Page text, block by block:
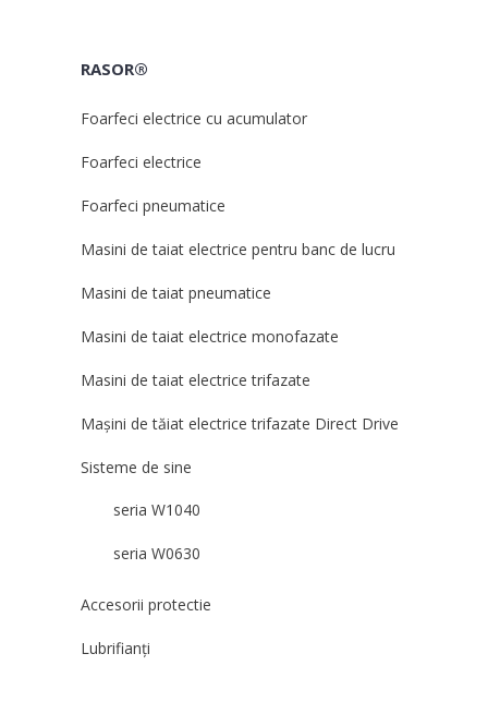
RASOR®
Foarfeci electrice cu acumulator
Foarfeci electrice
Foarfeci pneumatice
Masini de taiat electrice pentru banc de lucru
Masini de taiat pneumatice
Masini de taiat electrice monofazate
Masini de taiat electrice trifazate
Mașini de tăiat electrice trifazate Direct Drive
Sisteme de sine
seria W1040
seria W0630
Accesorii protectie
Lubrifianți